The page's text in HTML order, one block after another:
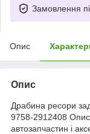
Замовлення
Опис
Опис
Драбина ресори
9758-2912408
автозапчастин і